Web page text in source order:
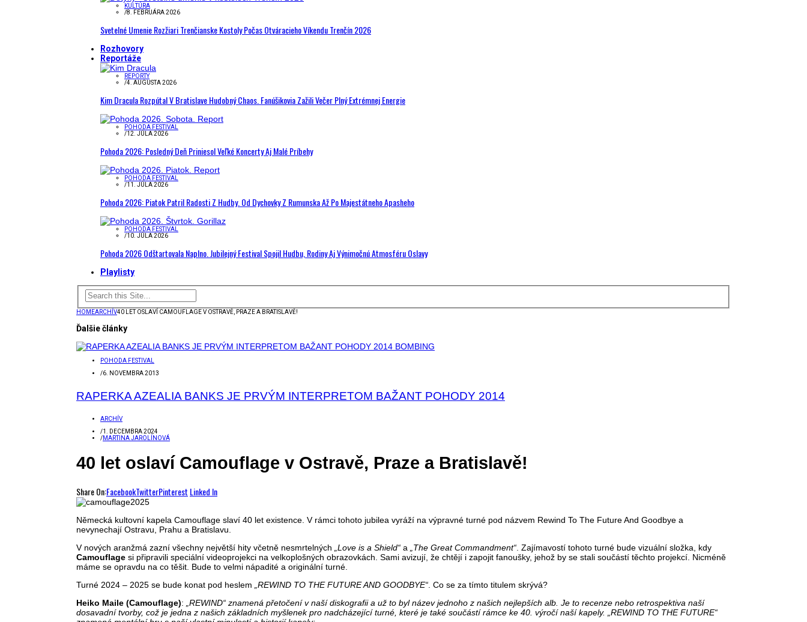
KULTÚRA
/8. FEBRUÁRA 2026
Svetelné Umenie Rozžiari Trenčianske Kostoly Počas Otváracieho Víkendu Trenčín 2026
Rozhovory
Reportáže
REPORTY
/4. AUGUSTA 2026
Kim Dracula Rozpútal V Bratislave Hudobný Chaos. Fanúšikovia Zažili Večer Plný Extrémnej Energie
POHODA FESTIVAL
/12. JÚLA 2026
Pohoda 2026: Posledný Deň Priniesol Veľké Koncerty Aj Malé Príbehy
POHODA FESTIVAL
/11. JÚLA 2026
Pohoda 2026: Piatok Patril Radosti Z Hudby. Od Dychovky Z Rumunska Až Po Majestátneho Apasheho
POHODA FESTIVAL
/10. JÚLA 2026
Pohoda 2026 Odštartovala Naplno. Jubilejný Festival Spojil Hudbu, Rodiny Aj Výnimočnú Atmosféru Oslavy
Playlisty
HOMEARCHÍV40 LET OSLAVÍ CAMOUFLAGE V OSTRAVĚ, PRAZE A BRATISLAVĚ!
Ďalšie články
POHODA FESTIVAL
/6. NOVEMBRA 2013
RAPERKA AZEALIA BANKS JE PRVÝM INTERPRETOM BAŽANT POHODY 2014
ARCHÍV
/1. DECEMBRA 2024
/MARTINA JAROLÍNOVÁ
40 let oslaví Camouflage v Ostravě, Praze a Bratislavě!
Share On:FacebookTwitterPinterest Linked In
Německá kultovní kapela Camouflage slaví 40 let existence. V rámci tohoto jubilea vyráží na výpravné turné pod názvem Rewind To The Future And Goodbye a
nevynechají Ostravu, Prahu a Bratislavu.
V nových aranžmá zazní všechny největší hity včetně nesmrtelných
„Love is a Shield“ a „The Great Commandment“ . Zajímavostí tohoto turné bude vizuální složka, kdy
Camouflage si připravili speciální videoprojekci na velkoplošných obrazovkách. Sami avizují, že chtějí i zapojit fanoušky, jehož by se stali součástí těchto projekcí. Nicméně
máme se opravdu na co těšit. Bude to velmi nápadité a originální turné.
Turné 2024 – 2025 se bude konat pod heslem
„REWIND TO THE FUTURE AND GOODBYE“ . Co se za tímto titulem skrývá?
Heiko Maile (Camouflage):
„REWIND“ znamená přetočení v naší diskografii a už to byl název jednoho z našich nejlepších alb. Je to recenze nebo retrospektiva naší
dosavadní tvorby, což je jedna z našich základních myšlenek pro nadcházející turné, které je také součástí rámce ke 40. výročí naší kapely. „REWIND TO THE FUTURE“